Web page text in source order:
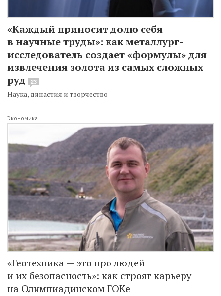
«Каждый приносит долю себя
в научные труды»: как металлург-
исследователь создает «формулы» для
извлечения золота из самых сложных
руд
23
Наука, династия и творчество
Экономика
«Геотехника — это про людей
и их безопасность»: как строят карьеру
на Олимпиадинском ГОКе